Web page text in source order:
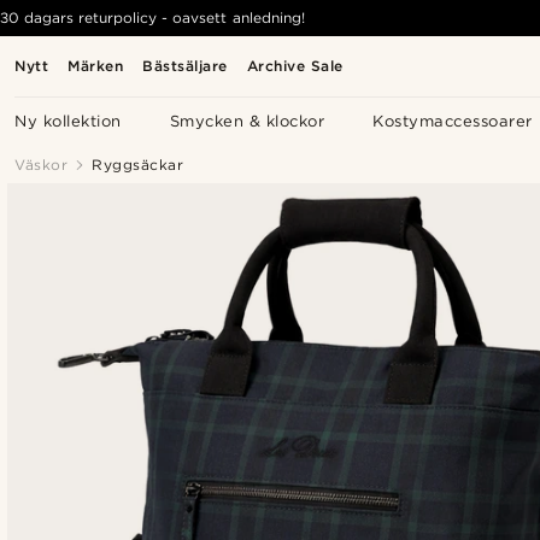
Nytt Märken Bästsäljare Archive Sale
Ny kollektion Smycken & klockor Kostymaccessoarer
30 dagars returpolicy - oavsett anledning!
Väskor Ryggsäckar